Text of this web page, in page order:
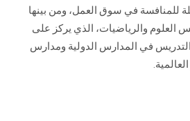
للمنافسة في سوق العمل، ومن بينها
العلوم والرياضيات، الذي يركز على
في المدارس الدولية ومدارس